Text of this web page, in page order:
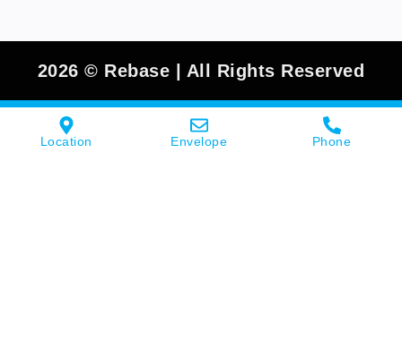
2026 © Rebase | All Rights Reserved
Location Envelope Phone